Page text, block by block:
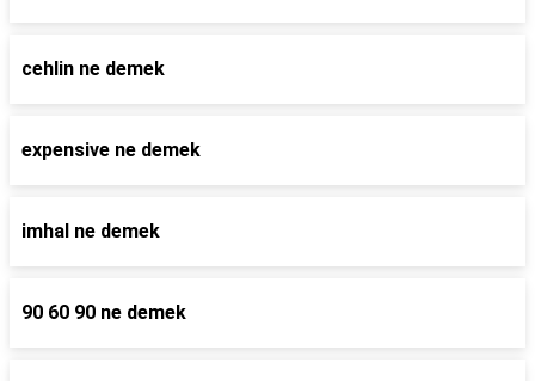
cehlin ne demek
expensive ne demek
imhal ne demek
90 60 90 ne demek